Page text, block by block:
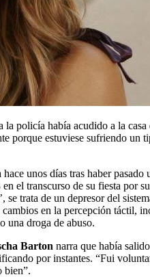
la policía había acudido a la casa
porque estuviese sufriendo un
hace unos días tras haber
en el transcurso de su fiesta por
trata de un depresor del
en la percepción táctil,
una droga de abuso.
Barton narra que había
por instantes. “Fui
bien”.